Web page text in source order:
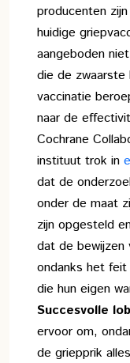
producenten
huidige
aangeboden
die de zwaarste
vaccinatie
naar de
Cochrane
instituut trok in
dat de
onder de maat
zijn opgesteld
dat de bewijzen
ondanks het
die hun eigen
Succesvolle
ervoor om,
de griepprik